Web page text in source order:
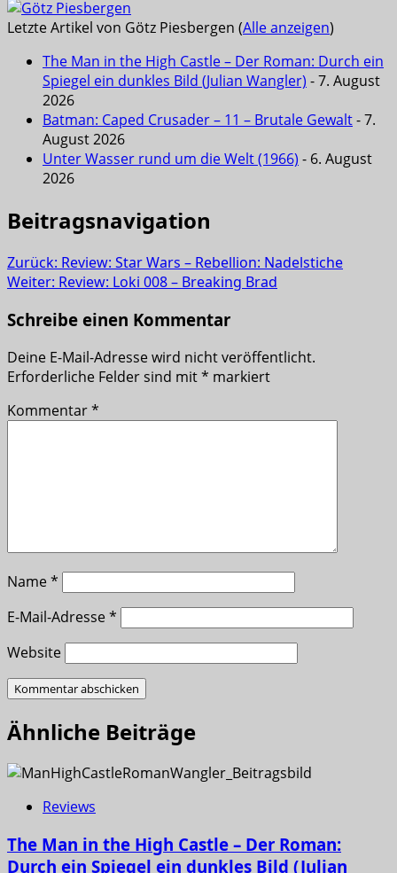
Letzte Artikel von Götz Piesbergen (Alle anzeigen)
The Man in the High Castle – Der Roman: Durch ein
Spiegel ein dunkles Bild (Julian Wangler) - 7. August
2026
Batman: Caped Crusader – 11 – Brutale Gewalt- 7.
August 2026
Unter Wasser rund um die Welt (1966) - 6. August
2026
Beitragsnavigation
Zurück: Review: Star Wars – Rebellion: Nadelstiche
Weiter: Review: Loki 008 – Breaking Brad
Schreibe einen Kommentar
Deine E-Mail-Adresse wird nicht veröffentlicht.
Erforderliche Felder sind mit* markiert
Kommentar*
Name*
E-Mail-Adresse*
Website
Ähnliche Beiträge
Reviews
The Man in the High Castle – Der Roman:
Durch ein Spiegel ein dunkles Bild (Julian